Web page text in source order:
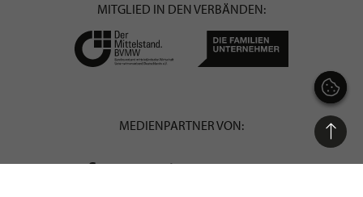
MITGLIED IN DEN VERBÄNDEN:
MEDIENPARTNER VON:
STILPUNKTE® GmbH powered by